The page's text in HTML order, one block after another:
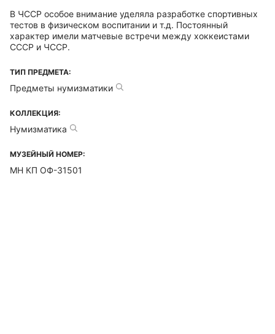
В ЧССР особое внимание уделяла разработке спортивных
тестов в физическом воспитании и т.д. Постоянный
характер имели матчевые встречи между хоккеистами
СССР и ЧССР.
ТИП ПРЕДМЕТА:
Предметы нумизматики
КОЛЛЕКЦИЯ:
Нумизматика
МУЗЕЙНЫЙ НОМЕР:
МН КП ОФ-31501